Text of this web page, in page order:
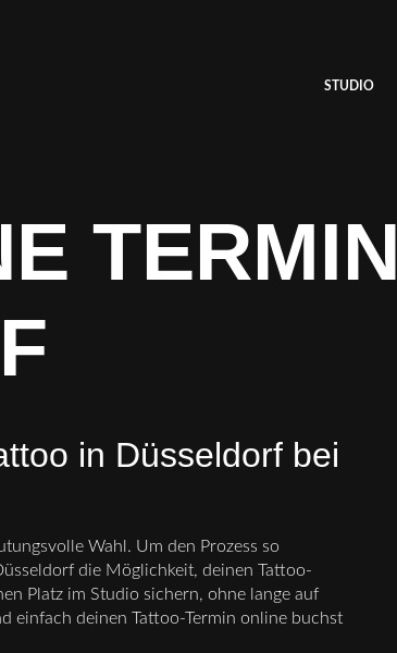
STUDIO
TERMIN
in Düsseldorf bei
Wahl. Um den Prozess so
die Möglichkeit, deinen Tattoo-
Platz im Studio sichern, ohne lange auf
einfach deinen Tattoo-Termin online buchst